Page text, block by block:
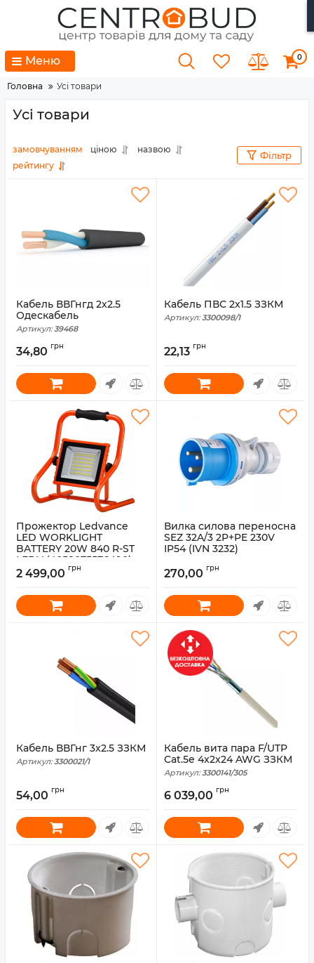
Меню 0
Головна Усі товари
Усі товари
замовчуванням ціною
назвою
рейтингу
Фільтр
Кабель ВВГнгд 2x2.5
Одескабель
Артикул: 39468
34,80 грн
Кабель ПВС 2x1.5 ЗЗКМ
Артикул: 3300098/1
22,13 грн
Прожектор Ledvance
LED WORKLIGHT
BATTERY 20W 840 R-ST
LEDV (4058075576490)
Артикул: 4058075576490
2 499,00 грн
Вилка силова переносна
SEZ 32A/3 2P+PE 230V
IP54 (IVN 3232)
270,00 грн
Кабель ВВГнг 3x2.5 ЗЗКМ
Артикул: 3300021/1
54,00 грн
Кабель вита пара F/UTP
Cat.5e 4x2x24 AWG ЗЗКМ
Артикул: 3300141/305
6 039,00 грн